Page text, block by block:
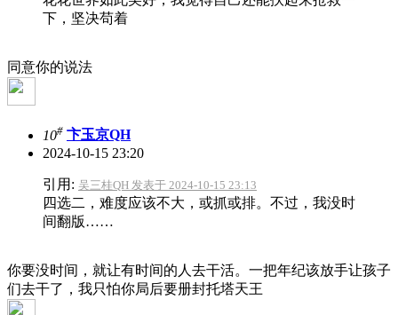
下，坚决苟着
同意你的说法
10# 卞玉京QH
2024-10-15 23:20
引用: 吴三桂QH 发表于 2024-10-15 23:13
四选二，难度应该不大，或抓或排。不过，我没时
间翻版……
你要没时间，就让有时间的人去干活。一把年纪该放手让孩子
们去干了，我只怕你局后要册封托塔天王